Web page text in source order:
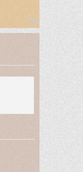
T
o
p